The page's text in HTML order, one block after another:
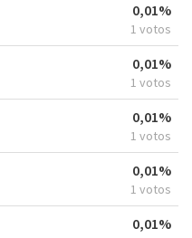
0,01%
1 votos
0,01%
1 votos
0,01%
1 votos
0,01%
1 votos
0,01%